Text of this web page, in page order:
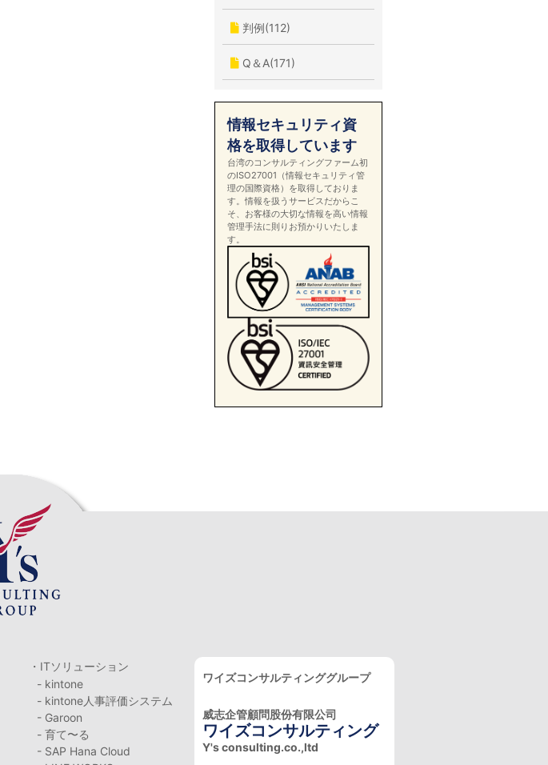
判例(112)
Q＆A(171)
情報セキュリティ資
格を取得しています
台湾のコンサルティングファーム初
のISO27001（情報セキュリティ管
理の国際資格）を取得しておりま
す。情報を扱うサービスだからこ
そ、お客様の大切な情報を高い情報
管理手法に則りお預かりいたしま
す。
・ITソリューション
- kintone
- kintone人事評価システム
- Garoon
- 育て〜る
- SAP Hana Cloud
ワイズコンサルティンググループ
威志企管顧問股份有限公司
ワイズコンサルティング
Y's consulting.co.,ltd